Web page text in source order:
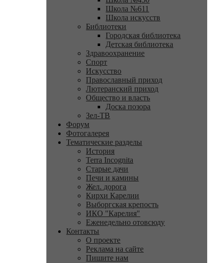
Школа №611
Школа искусств
Библиотеки
Городская библиотека
Детская библиотека
Здравоохранение
Спорт
Искусство
Православный приход
Лютеранский приход
Общество и власть
Доска позора
Зел-ТВ
Форум
Фотогалерея
Тематические разделы
История
Terra Incognita
Старые дачи
Печи и камины
Жел. дорога
Кирхи Карелии
Выборгская крепость
ИКО "Карелия"
Еженедельно отовсюду
Контакты
О проекте
Реклама на сайте
Пишите нам